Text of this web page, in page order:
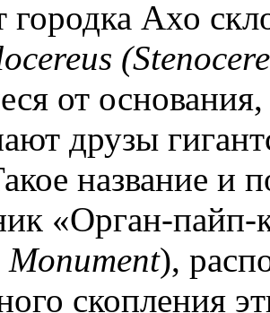
Ахо
от
друзы
название и
«Орган-пайп-
),
скопления